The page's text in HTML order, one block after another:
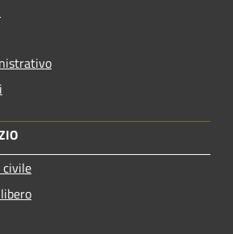
civile